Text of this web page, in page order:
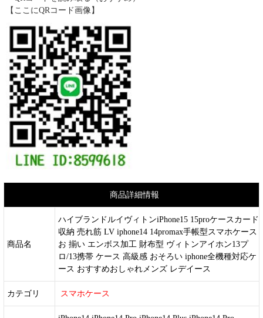
【ここにQRコード画像】
商品詳細情報
商品名
ハイブランドルイヴィトンiPhone15 15proケースカード
収納 売れ筋 LV iphone14 14promax手帳型スマホケース
お 揃い エンボス加工 財布型 ヴィトンアイホン13プ
ロ/13携帯 ケース 高級感 おそろい iphone全機種対応ケ
ース おすすめおしゃれメンズ レデイース
カテゴリ スマホケース